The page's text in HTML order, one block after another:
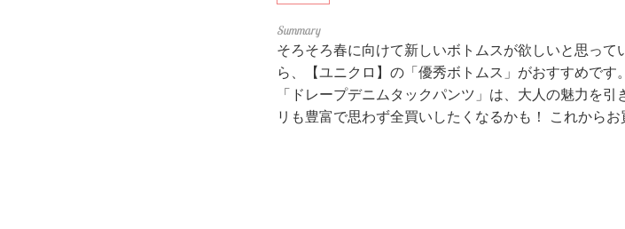
そろそろ春に向けて新しいボトムスが欲しいと思っ
ら、【ユニクロ】の「優秀ボトムス」がおすすめで
「ドレープデニムタックパンツ」は、大人の魅力を
リも豊富で思わず全買いしたくなるかも！ これから